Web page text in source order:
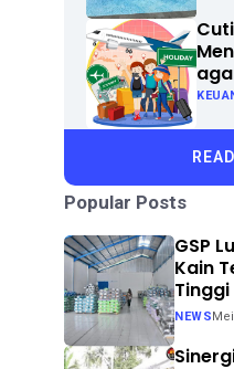
Popular Posts
GSP
Kain
Tinggi
NEWS